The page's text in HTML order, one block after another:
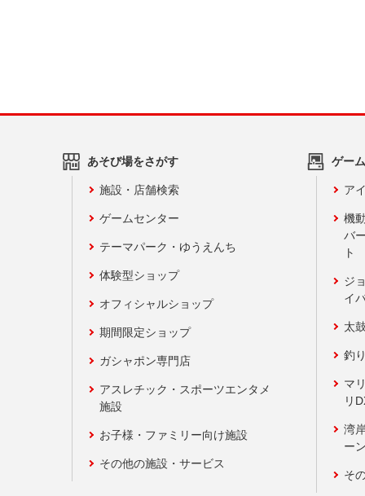
あそび場をさがす
施設・店舗検索
ゲームセンター
テーマパーク・ゆうえんち
体験型ショップ
オフィシャルショップ
期間限定ショップ
ガシャポン専門店
アスレチック・スポーツエンタメ
施設
お子様・ファミリー向け施設
その他の施設・サービス
ゲー
ア
機
バ
ト
ジ
イ
太
釣
マ
リ
湾
ー
そ